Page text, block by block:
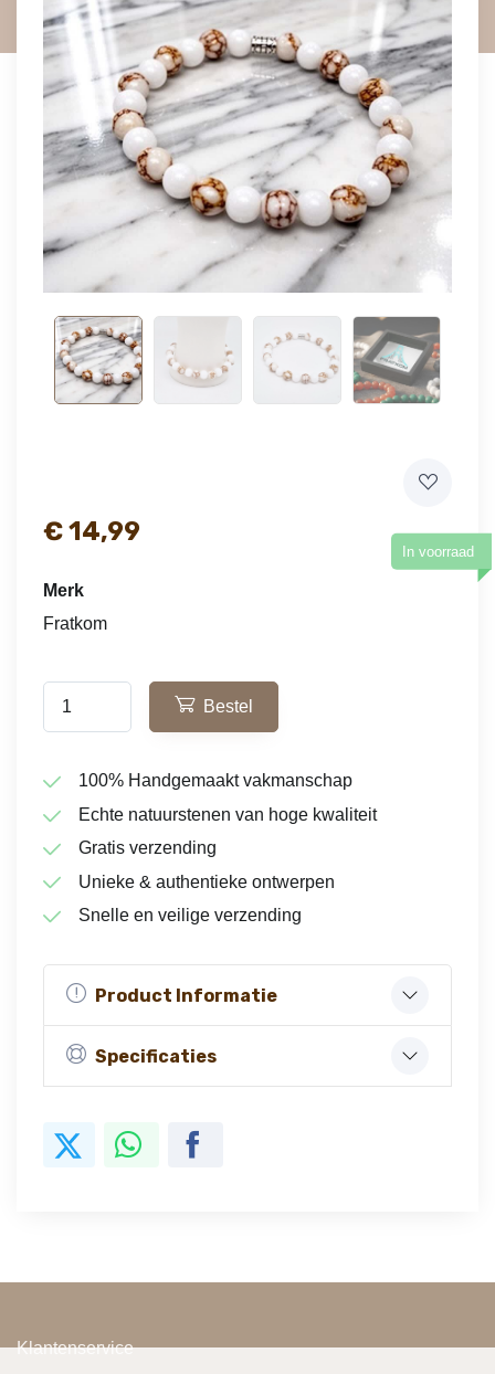
€14,99
In voorraad
Merk
Fratkom
Bestel
100% Handgemaakt vakmanschap
Echte natuurstenen van hoge kwaliteit
Gratis verzending
Unieke & authentieke ontwerpen
Snelle en veilige verzending
Product Informatie
Specificaties
Klantenservice